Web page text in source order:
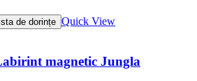
de dorințe Quick View
magnetic Jungla